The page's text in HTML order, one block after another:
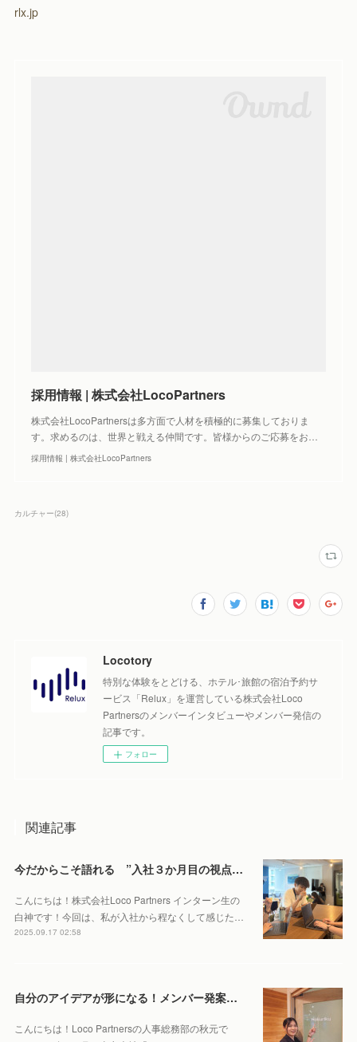
rlx.jp
採用情報 | 株式会社LocoPartners
株式会社LocoPartnersは多方面で人材を積極的に募集しておりま
す。求めるのは、世界と戦える仲間です。皆様からのご応募をお…
採用情報 | 株式会社LocoPartners
カルチャー(28)
Locotory
特別な体験をとどける、ホテル･旅館の宿泊予約サ
ービス「Relux」を運営している株式会社Loco
Partnersのメンバーインタビューやメンバー発信の
記事です。
フォロー
関連記事
今だからこそ語れる ”入社３か月目の視点” ーLoco Partners ってこんな場所ー
こんにちは！株式会社Loco Partners インターン生の
白神です！今回は、私が入社から程なくして感じた…
2025.09.17 02:58
自分のアイデアが形になる！メンバー発案の“旅する会議室”をご紹介
こんにちは！Loco Partnersの人事総務部の秋元で